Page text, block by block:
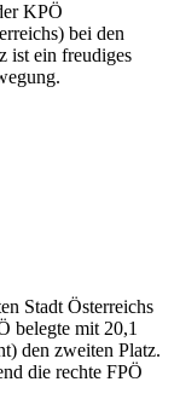
KPÖ
bei den
ist ein freudiges
Stadt Österreichs
belegte mit 20,1
den zweiten Platz.
die rechte FPÖ